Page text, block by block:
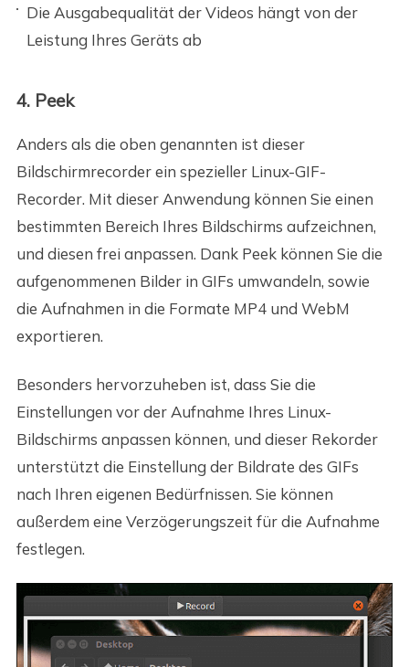
Die Ausgabequalität der Videos hängt von der
Leistung Ihres Geräts ab
4. Peek
Anders als die oben genannten ist dieser
Bildschirmrecorder ein spezieller Linux-GIF-
Recorder. Mit dieser Anwendung können Sie einen
bestimmten Bereich Ihres Bildschirms aufzeichnen,
und diesen frei anpassen. Dank Peek können Sie die
aufgenommenen Bilder in GIFs umwandeln, sowie
die Aufnahmen in die Formate MP4 und WebM
exportieren.
Besonders hervorzuheben ist, dass Sie die
Einstellungen vor der Aufnahme Ihres Linux-
Bildschirms anpassen können, und dieser Rekorder
unterstützt die Einstellung der Bildrate des GIFs
nach Ihren eigenen Bedürfnissen. Sie können
außerdem eine Verzögerungszeit für die Aufnahme
festlegen.